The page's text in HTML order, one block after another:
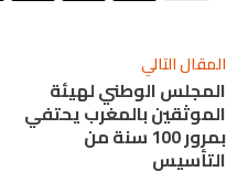
المقال التالي
المجلس الوطني لهيئة
الموثقين بالمغرب يحتفي
بمرور 100 سنة من
التأسيس